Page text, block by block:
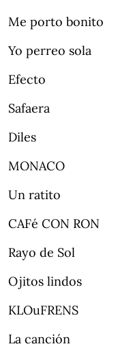
Me porto bonito
Yo perreo sola
Efecto
Safaera
Diles
MONACO
Un ratito
CAFé CON RON
Rayo de Sol
Ojitos lindos
KLOuFRENS
La canción